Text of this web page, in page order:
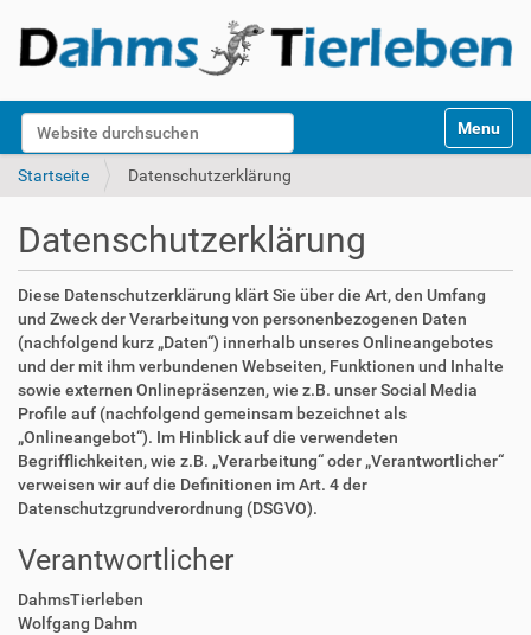
Website durchsuchen
k
Toggle
Startseite Datenschutzerklärung
Datenschutzerklärung
Diese Datenschutzerklärung klärt Sie über die Art, den Umfang
und Zweck der Verarbeitung von personenbezogenen Daten
(nachfolgend kurz „Daten“) innerhalb unseres Onlineangebotes
und der mit ihm verbundenen Webseiten, Funktionen und Inhalte
sowie externen Onlinepräsenzen, wie z.B. unser Social Media
Profile auf (nachfolgend gemeinsam bezeichnet als
„Onlineangebot“). Im Hinblick auf die verwendeten
Begrifflichkeiten, wie z.B. „Verarbeitung“ oder „Verantwortlicher“
verweisen wir auf die Definitionen im Art. 4 der
Datenschutzgrundverordnung (DSGVO).
Verantwortlicher
DahmsTierleben
Wolfgang Dahm